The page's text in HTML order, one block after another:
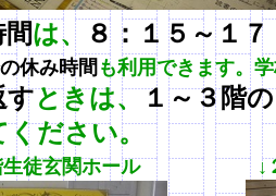
は、 ８：１５～１
休み時間 も利用できます。
すときは、１～３階
ください。
生徒玄関ホール ↓